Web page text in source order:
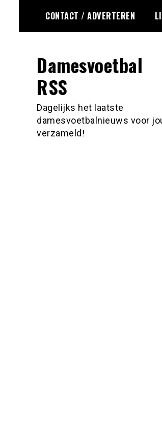
de
CONTACT / ADVERTEREN
Damesvoetbal
RSS
Dagelijks het laatste
damesvoetbalnieuws voor
verzameld!